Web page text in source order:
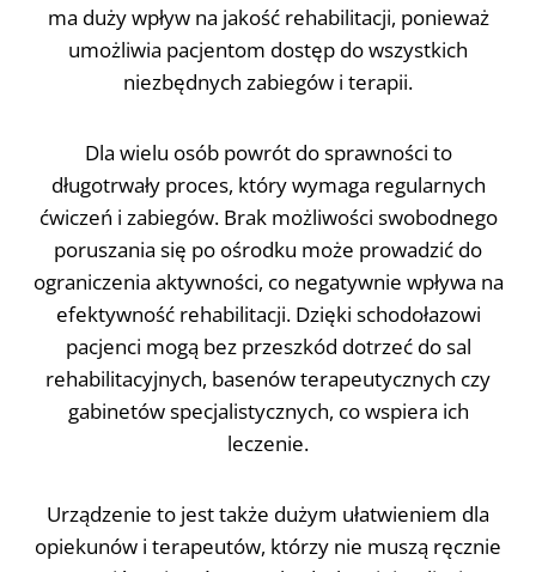
ma duży wpływ na jakość rehabilitacji, ponieważ
umożliwia pacjentom dostęp do wszystkich
niezbędnych zabiegów i terapii.
Dla wielu osób powrót do sprawności to
długotrwały proces, który wymaga regularnych
ćwiczeń i zabiegów. Brak możliwości swobodnego
poruszania się po ośrodku może prowadzić do
ograniczenia aktywności, co negatywnie wpływa na
efektywność rehabilitacji. Dzięki schodołazowi
pacjenci mogą bez przeszkód dotrzeć do sal
rehabilitacyjnych, basenów terapeutycznych czy
gabinetów specjalistycznych, co wspiera ich
leczenie.
Urządzenie to jest także dużym ułatwieniem dla
opiekunów i terapeutów, którzy nie muszą ręcznie